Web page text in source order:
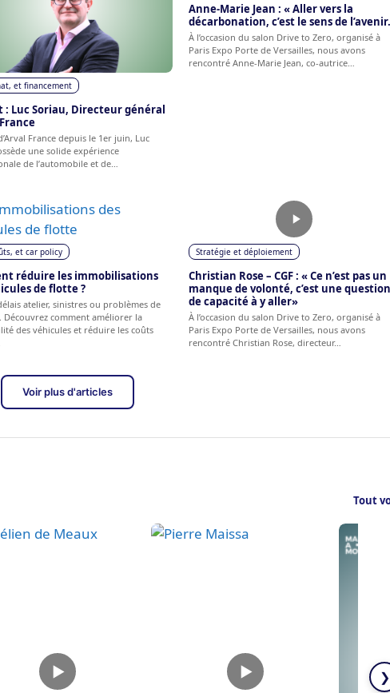
et financement
: Luc Soriau, Directeur général
France depuis le 1er juin, Luc
une solide expérience
de l’automobile et de…
Anne-Marie Jean : « Aller vers la
décarbonation, c’est le sens de
À l’occasion du salon Drive to Zero, organisé à
Paris Expo Porte de Versailles, nous avons
rencontré Anne-Marie Jean, co-autrice…
et car policy
réduire les immobilisations
de flotte ?
atelier, sinistres ou problèmes de
Découvrez comment améliorer la
des véhicules et réduire les coûts
Stratégie et déploiement
Christian Rose – CGF : « Ce n’est pas un
manque de volonté, c’est une question
de capacité à y aller»
À l’occasion du salon Drive to Zero, organisé à
Paris Expo Porte de Versailles, nous avons
rencontré Christian Rose, directeur…
Voir plus d'articles
Tout
❯